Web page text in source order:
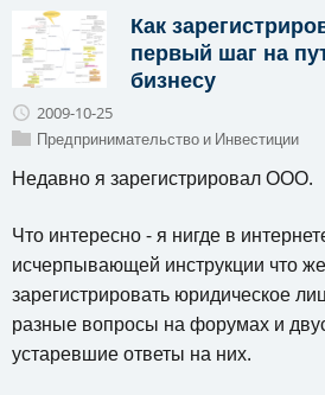
Как
первый шаг на
бизнесу
2009-10-25
Предпринимательство и Инвестиции
Недавно я зарегистрировал ООО.
Что интересно - я нигде в
исчерпывающей инструкции что
зарегистрировать юридическое
разные вопросы на форумах и
устаревшие ответы на них.